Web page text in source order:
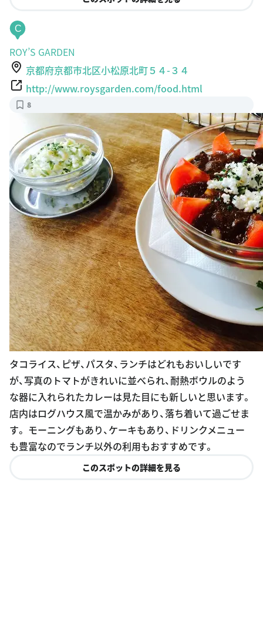
ROY’S GARDEN
京都府京都市北区小松原北町５４-３４
http://www.roysgarden.com/food.html
8
タコライス、ピザ、パスタ、ランチはどれもおいしいです
が、写真のトマトがきれいに並べられ、耐熱ボウルのよう
な器に入れられたカレーは見た目にも新しいと思います。
店内はログハウス風で温かみがあり、落ち着いて過ごせま
す。 モーニングもあり、ケーキもあり、ドリンクメニュー
も豊富なのでランチ以外の利用もおすすめです。
このスポットの詳細を見る